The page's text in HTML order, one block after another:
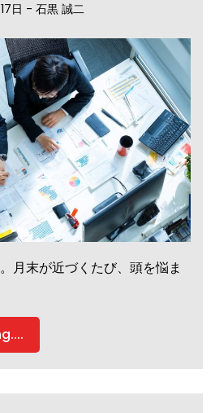
日 - 石黒 誠二
月末が近づくたび、頭を悩ま